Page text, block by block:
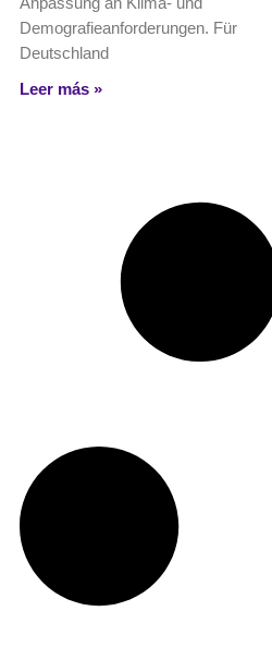
Demografieanforderungen. Für
Deutschland
Leer más »